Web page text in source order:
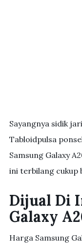
Sayangnya sidik
Tabloidpulsa
Samsung Galaxy
ini terbilang cukup
Dijual Di
Galaxy
Harga Samsung